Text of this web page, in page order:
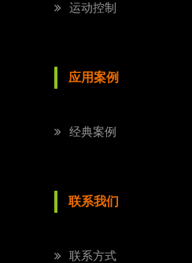
运动控制
应用案例
经典案例
联系我们
联系方式